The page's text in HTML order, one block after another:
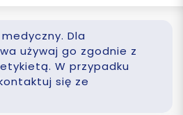
Dla
używaj go zgodnie z
W przypadku
się ze